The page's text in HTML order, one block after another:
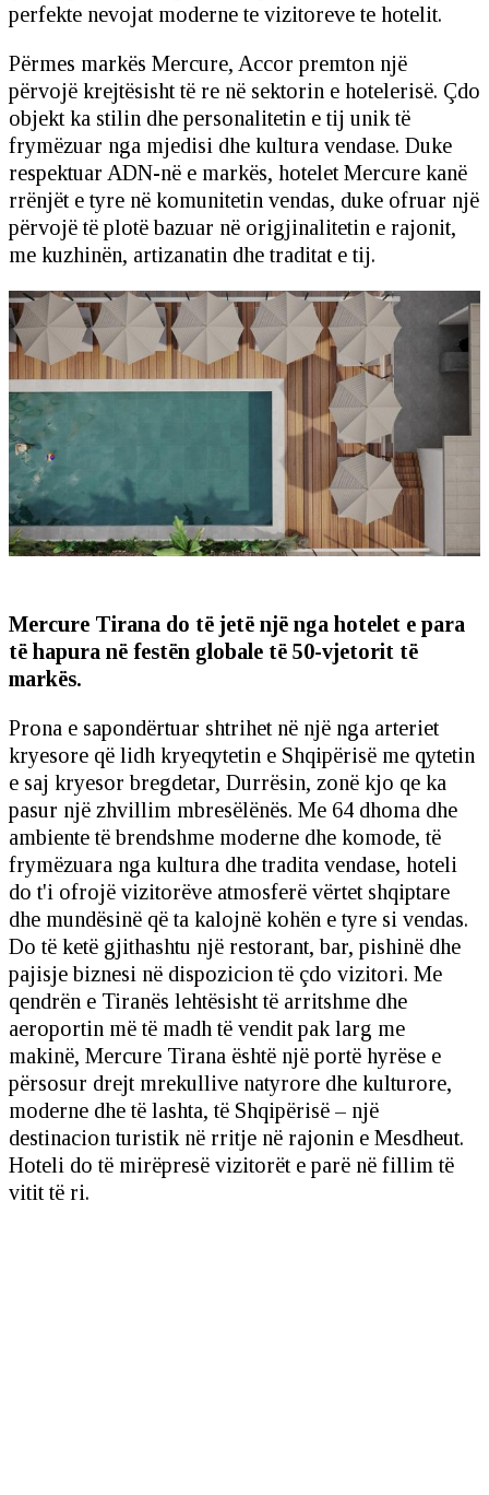
perfekte nevojat moderne te vizitoreve te hotelit.
Përmes markës Mercure, Accor premton një
përvojë krejtësisht të re në sektorin e hotelerisë. Çdo
objekt ka stilin dhe personalitetin e tij unik të
frymëzuar nga mjedisi dhe kultura vendase. Duke
respektuar ADN-në e markës, hotelet Mercure kanë
rrënjët e tyre në komunitetin vendas, duke ofruar një
përvojë të plotë bazuar në origjinalitetin e rajonit,
me kuzhinën, artizanatin dhe traditat e tij.
Mercure Tirana do të jetë një nga hotelet e para
të hapura në festën globale të 50-vjetorit të
markës.
Prona e sapondërtuar shtrihet në një nga arteriet
kryesore që lidh kryeqytetin e Shqipërisë me qytetin
e saj kryesor bregdetar, Durrësin, zonë kjo qe ka
pasur një zhvillim mbresëlënës. Me 64 dhoma dhe
ambiente të brendshme moderne dhe komode, të
frymëzuara nga kultura dhe tradita vendase, hoteli
do t'i ofrojë vizitorëve atmosferë vërtet shqiptare
dhe mundësinë që ta kalojnë kohën e tyre si vendas.
Do të ketë gjithashtu një restorant, bar, pishinë dhe
pajisje biznesi në dispozicion të çdo vizitori. Me
qendrën e Tiranës lehtësisht të arritshme dhe
aeroportin më të madh të vendit pak larg me
makinë, Mercure Tirana është një portë hyrëse e
përsosur drejt mrekullive natyrore dhe kulturore,
moderne dhe të lashta, të Shqipërisë – një
destinacion turistik në rritje në rajonin e Mesdheut.
Hoteli do të mirëpresë vizitorët e parë në fillim të
vitit të ri.